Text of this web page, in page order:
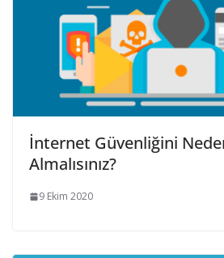
İnternet Güvenliğini
Almalısınız?
9 Ekim 2020